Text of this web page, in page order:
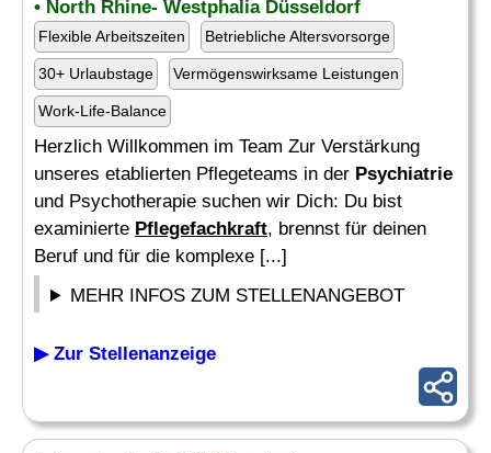
• North Rhine- Westphalia Düsseldorf
Flexible Arbeitszeiten Betriebliche Altersvorsorge
30+ Urlaubstage Vermögenswirksame Leistungen
Work-Life-Balance
Herzlich Willkommen im Team Zur Verstärkung
unseres etablierten Pflegeteams in der Psychiatrie
und Psychotherapie suchen wir Dich: Du bist
examinierte Pflegefachkraft, brennst für deinen
Beruf und für die komplexe [...]
MEHR INFOS ZUM STELLENANGEBOT
▶ Zur Stellenanzeige